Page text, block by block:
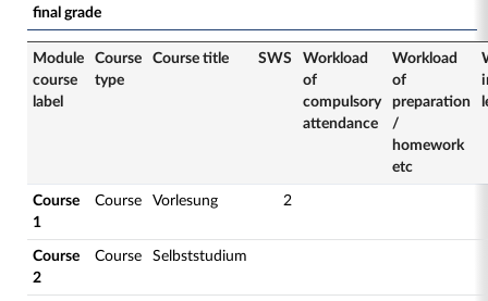
final grade
Module
course
label
Course
type
Course title SWS
Workload
of
compulsory
attendance
Workload
of
preparation
/
homework
etc
Course
1
Course Vorlesung 2
Course
2
Course Selbststudium